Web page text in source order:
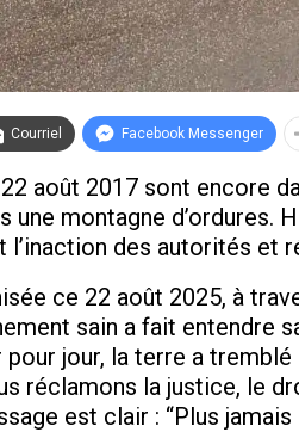
Courriel Facebook Messenger
août 2017 sont encore
une montagne d’ordures.
l’inaction des autorités et
ce 22 août 2025, à
sain a fait entendre
pour jour, la terre a
réclamons la justice, le
est clair : ‘‘Plus jamais